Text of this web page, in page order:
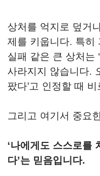
상처를 억지로 덮거
제를 키웁니다. 특히
실패 같은 큰 상처는
사라지지 않습니다.
팠다’고 인정할 때
그리고 여기서 중요
‘나에게도 스스로를
다’는 믿음입니다.